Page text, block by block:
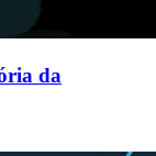
da